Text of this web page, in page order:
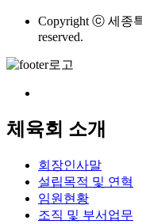
Copyright ⓒ 세종
reserved.
체육회 소개
회장인사말
설립목적 및 연혁
임원현황
조직 및 부서업무